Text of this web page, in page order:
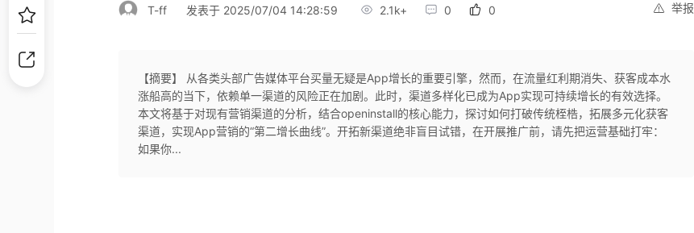
举报
T-ff 发表于 2025/07/04 14:28:59 2.1k+ 0 0
【摘要】 从各类头部广告媒体平台买量无疑是App增长的重要引擎，然而，在流量红利期消失、获客成本水
涨船高的当下，依赖单一渠道的风险正在加剧。此时，渠道多样化已成为App实现可持续增长的有效选择。
本文将基于对现有营销渠道的分析，结合openinstall的核心能力，探讨如何打破传统桎梏，拓展多元化获客
渠道，实现App营销的“第二增长曲线”。开拓新渠道绝非盲目试错，在开展推广前，请先把运营基础打牢：
如果你...